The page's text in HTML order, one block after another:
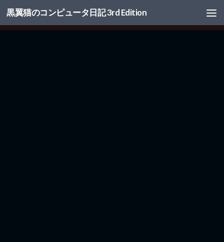
コンテンツへスキップ
黒翼猫のコンピュータ日記 3rd Edition